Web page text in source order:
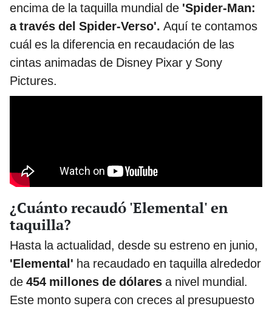
encima de la taquilla mundial de 'Spider-Man:
a través del Spider-Verso'. Aquí te contamos
cuál es la diferencia en recaudación de las
cintas animadas de Disney Pixar y Sony
Pictures.
¿Cuánto recaudó 'Elemental' en
taquilla?
Hasta la actualidad, desde su estreno en junio,
'Elemental' ha recaudado en taquilla alrededor
de 454 millones de dólares a nivel mundial.
Este monto supera con creces al presupuesto